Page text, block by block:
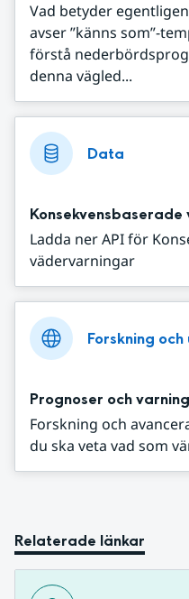
Vad betyder
avser ”känns som”-
förstå
denna vägled...
Data
Ladda ner API för
vädervarningar
Forskning
Prognoser och
Forskning och
du ska veta vad som
Relaterade länkar